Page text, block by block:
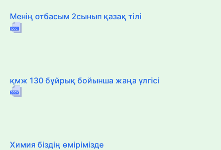
Менің отбасым 2сынып қазақ тілі
қмж 130 бұйрық бойынша жаңа үлгісі
Химия біздің өмірімізде